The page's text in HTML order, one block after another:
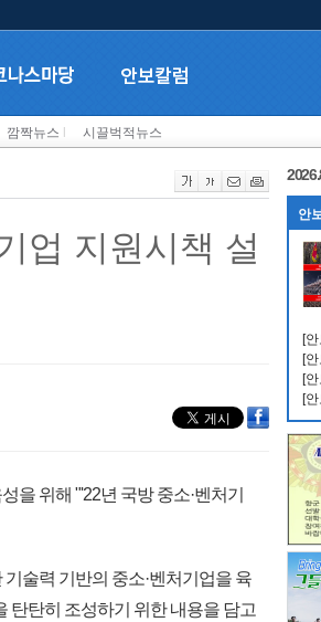
깜짝뉴스 시끌벅적뉴스
업 지원시책 설
을 위해 "'22년 국방 중소·벤처기
술력 기반의 중소·벤처기업을 육
탄탄히 조성하기 위한 내용을 담고
안
[
[
[
[